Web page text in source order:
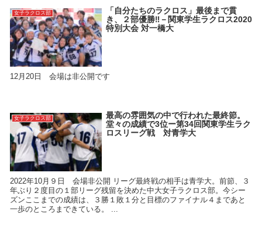
女子ラクロス部
「自分たちのラクロス」最後まで貫
き、２部優勝‼－関東学生ラクロス2020
特別大会 対一橋大
12月20日 会場は非公開です
女子ラクロス部
最高の雰囲気の中で行われた最終節。
堂々の成績で3位ー第34回関東学生ラク
ロスリーグ戦 対青学大
2022年10月９日 会場非公開 リーグ最終戦の相手は青学大。前節、３
年ぶり２度目の１部リーグ残留を決めた中大女子ラクロス部。今シー
ズンここまでの成績は、３勝１敗１分と目標のファイナル４まであと
一歩のところまできている。 ...